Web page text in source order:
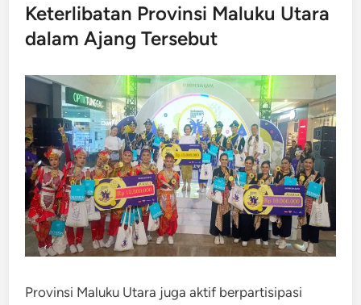
Keterlibatan Provinsi Maluku Utara
dalam Ajang Tersebut
Provinsi Maluku Utara juga aktif berpartisipasi